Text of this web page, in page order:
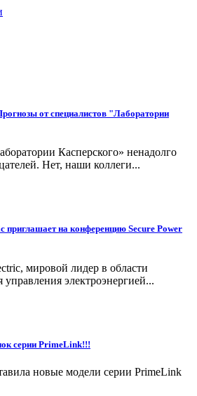
от специалистов "Лаборатории
Касперского» ненадолго
Нет, наши коллеги...
приглашает на конференцию Secure Power
мировой лидер в области
электроэнергией...
серии PrimeLink!!!
новые модели серии PrimeLink